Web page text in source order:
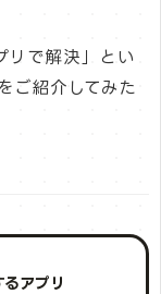
リで解決」とい
ご紹介してみた
アプリ